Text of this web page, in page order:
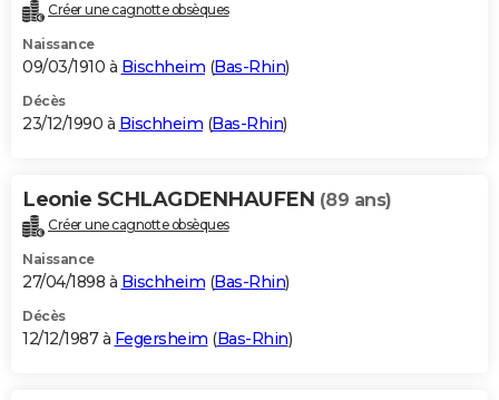
Créer une cagnotte obsèques
Naissance
09/03/1910 à Bischheim (Bas-Rhin)
Décès
23/12/1990 à Bischheim (Bas-Rhin)
Leonie SCHLAGDENHAUFEN (89 ans)
Créer une cagnotte obsèques
Naissance
27/04/1898 à Bischheim (Bas-Rhin)
Décès
12/12/1987 à Fegersheim (Bas-Rhin)